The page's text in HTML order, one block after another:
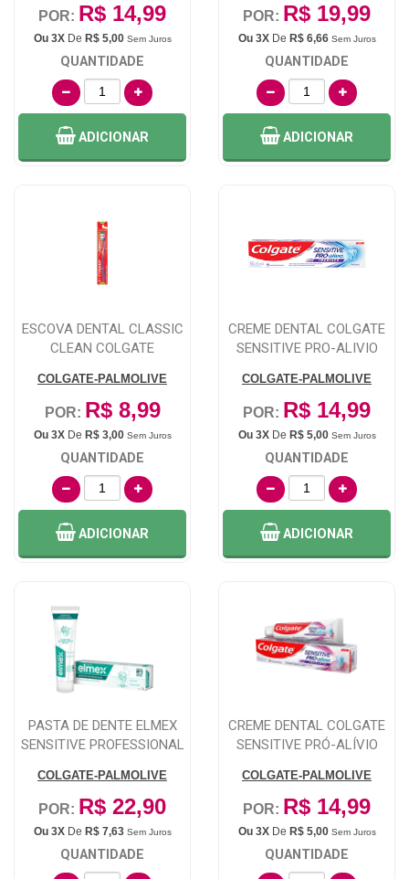
POR: R$ 14,99
Ou 3XDe R$ 5,00 Sem Juros
QUANTIDADE
ADICIONAR
POR: R$ 19,99
Ou 3XDe R$ 6,66 Sem Juros
QUANTIDADE
ADICIONAR
ESCOVA DENTAL CLASSIC
CLEAN COLGATE
COLGATE-PALMOLIVE
POR: R$ 8,99
Ou 3XDe R$ 3,00 Sem Juros
QUANTIDADE
ADICIONAR
CREME DENTAL COLGATE
SENSITIVE PRO-ALIVIO
COLGATE-PALMOLIVE
POR: R$ 14,99
Ou 3XDe R$ 5,00 Sem Juros
QUANTIDADE
ADICIONAR
PASTA DE DENTE ELMEX
SENSITIVE PROFESSIONAL
COLGATE-PALMOLIVE
POR: R$ 22,90
Ou 3XDe R$ 7,63 Sem Juros
QUANTIDADE
CREME DENTAL COLGATE
SENSITIVE PRÓ-ALÍVIO
COLGATE-PALMOLIVE
POR: R$ 14,99
Ou 3XDe R$ 5,00 Sem Juros
QUANTIDADE